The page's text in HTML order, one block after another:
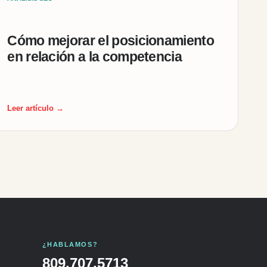
Cómo mejorar el posicionamiento
en relación a la competencia
Leer artículo →
¿HABLAMOS?
809.707.5713